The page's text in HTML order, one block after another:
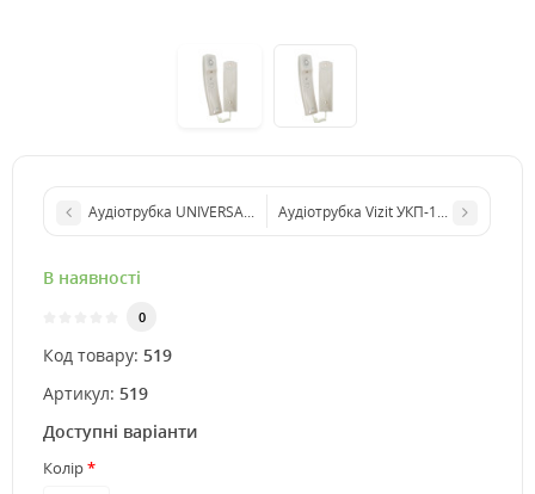
Аудіотрубка UNIVERSAL Standard Аудіотрубка Vizit УКП-12-1
В наявності
0
Код товару: 519
Артикул: 519
Доступні варіанти
Колір